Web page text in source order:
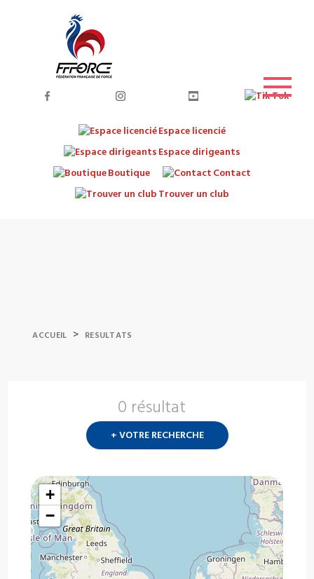
Espace licencié
Espace dirigeants
Boutique
Contact
Trouver un club
ACCUEIL > RESULTATS
0 résultat
+ VOTRE RECHERCHE
+
−